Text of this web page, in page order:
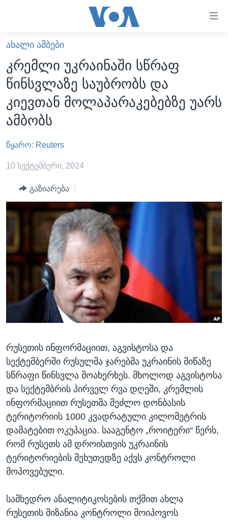
ხელმისაწვდომობისთვის
გადადით
მთავარზე
გადადით
მთავარ
ნავიგაციაზე
გადადით
ძიებაზე
ᲐᲮᲐᲚᲘ ᲐᲛᲑᲔᲑᲘ
ᲡᲐᲥᲐᲠᲗᲕᲔᲚᲝ
ᲐᲨᲨ
ᲐᲨᲨ-ᲘᲡ ᲐᲠᲩᲔᲕᲜᲔᲑᲘ 2024
ᲛᲡᲝᲤᲚᲘᲝ
ᲕᲘᲓᲔᲝᲔᲑᲘ
ᲒᲐᲓᲐᲪᲔᲛᲔᲑᲘ
ᲕᲐᲨᲘᲜᲒᲢᲝᲜᲘ ᲓᲦᲔᲡ
ᲮᲔᲓᲕᲐ ᲕᲐᲨᲘᲜᲒᲢᲝᲜᲘᲓᲐᲜ
ᲡᲢᲣᲓᲘᲐ ᲕᲐᲨᲘᲜᲒᲢᲝᲜᲘ
ᲡᲮᲕᲐ ᲡᲘᲐᲮᲚᲔᲔᲑᲘ
ᲞᲝᲚᲘᲢᲘᲙᲐ
ᲔᲙᲝᲜᲝᲛᲘᲙᲐ
ᲯᲐᲜᲛᲠᲗᲔᲚᲝᲑᲐ
ᲛᲔᲪᲜᲘᲔᲠᲔᲑᲐ
ᲘᲜᲢᲔᲠᲕᲘᲣ
ᲙᲣᲚᲢᲣᲠᲐ
ᲓᲔᲖᲘᲜᲤᲝᲠᲛᲐᲪᲘᲐ
ᲠᲣᲡᲔᲗᲘᲡ ᲨᲔᲭᲠᲐ ᲣᲙᲠᲐᲘᲜᲐᲨᲘ
Learning English
ᲗᲕᲐᲚᲘ ᲒᲕᲐᲓᲔᲕᲜᲔᲗ
ენები
ᲐᲮᲐᲚᲘ ᲐᲛᲑᲔᲑᲘ
კრემლი უკრაინაში სწრაფ
წინსვლაზე საუბრობს და
კიევთან მოლაპარაკებებზე უარს
ამბობს
წყარო: Reuters
10 სექტემბერი, 2024
გაზიარება
რუსეთის ინფორმაციით, აგვისტოსა და
სექტემბერში რუსულმა ჯარებმა უკრაინის მიწაზე
სწრაფი წინსვლა მოახერხეს. მხოლოდ აგვისტოსა
და სექტემბრის პირველ რვა დღეში, კრემლის
ინფორმაციით რუსეთმა შეძლო დონბასის
ტერიტორიის 1000 კვადრატული კილომეტრის
დამატებით ოკუპაცია. სააგენტო „როიტერი“ წერს,
რომ რუსეთს ამ დროისთვის უკრაინის
ტერიტორიების მეხუთედზე აქვს კონტროლი
მოპოვებული.
სამხედრო ანალიტიკოსების თქმით ახლა
რუსეთის მიზანია კონტროლი მოიპოვოს